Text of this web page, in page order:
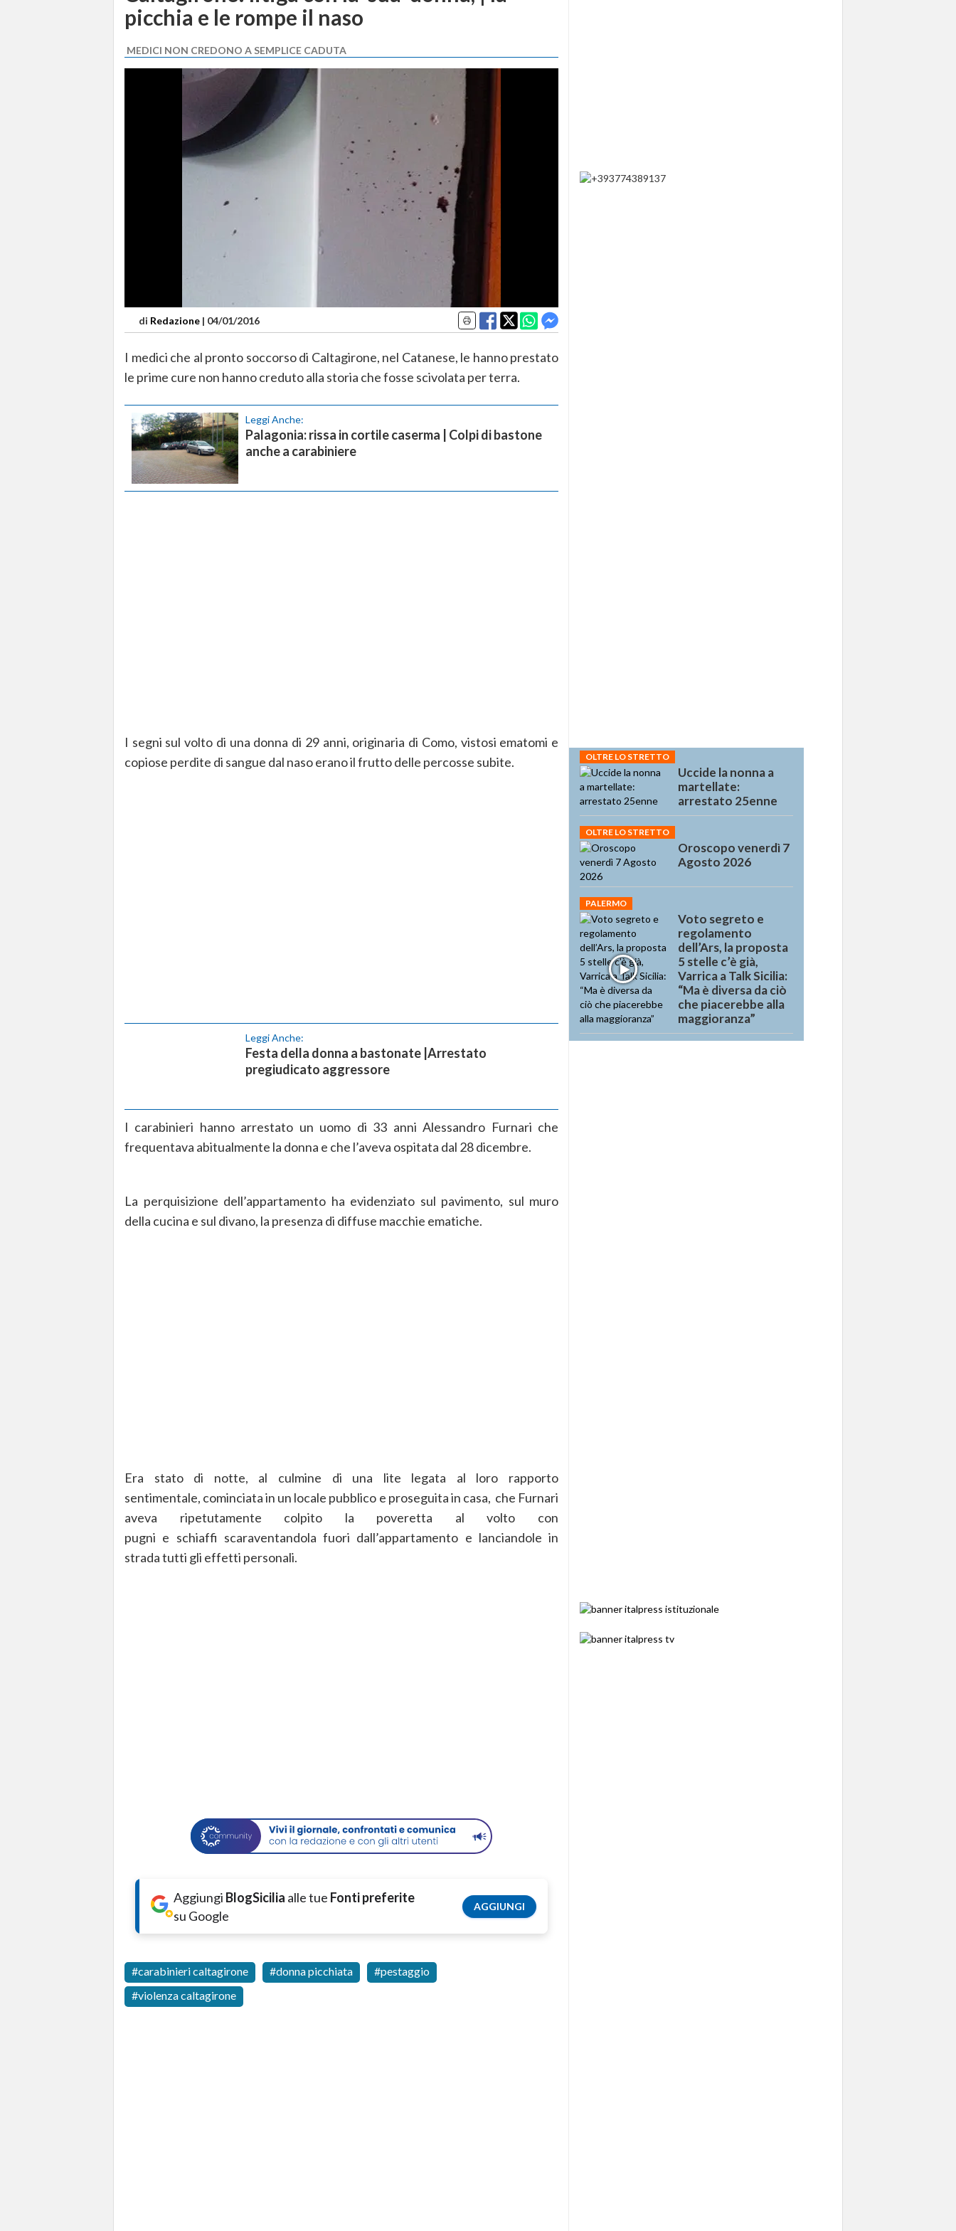
picchia e le rompe il naso
MEDICI NON CREDONO A SEMPLICE CADUTA
di Redazione | 04/01/2016
I medici che al pronto soccorso di Caltagirone, nel Catanese, le hanno prestato
le prime cure non hanno creduto alla storia che fosse scivolata per terra.
Leggi Anche:
Palagonia: rissa in cortile caserma | Colpi di bastone
anche a carabiniere
I segni sul volto di una donna di 29 anni, originaria di Como, vistosi ematomi e
copiose perdite di sangue dal naso erano il frutto delle percosse subite.
Leggi Anche:
Festa della donna a bastonate |Arrestato
pregiudicato aggressore
I carabinieri hanno arrestato un uomo di 33 anni Alessandro Furnari che
frequentava abitualmente la donna e che l’aveva ospitata dal 28 dicembre.
La perquisizione dell’appartamento ha evidenziato sul pavimento, sul muro
della cucina e sul divano, la presenza di diffuse macchie ematiche.
Era stato di notte, al culmine di una lite legata al loro rapporto
sentimentale, cominciata in un locale pubblico e proseguita in casa, che Furnari
aveva ripetutamente colpito la poveretta al volto con
pugni e schiaffi scaraventandola fuori dall’appartamento e lanciandole in
strada tutti gli effetti personali.
Aggiungi BlogSicilia alle tue Fonti preferite
su Google
AGGIUNGI
carabinieri caltagirone donna picchiata
pestaggio
violenza caltagirone
OLTRE LO STRETTO
Uccide la nonna a
martellate:
arrestato 25enne
OLTRE LO STRETTO
Oroscopo venerdì 7
Agosto 2026
PALERMO
Voto segreto e
regolamento
dell’Ars, la proposta
5 stelle c’è già,
Varrica a Talk Sicilia:
“Ma è diversa da ciò
che piacerebbe alla
maggioranza”